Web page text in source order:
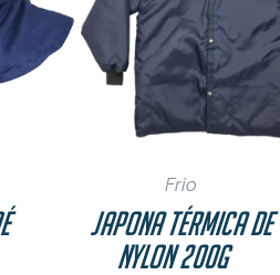
Frio
Japona Térmica de
Nylon 200g